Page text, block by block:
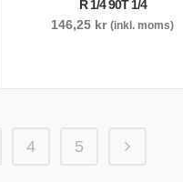
R 1/4 90T 1/4
146,25 kr (inkl. moms)
4 5